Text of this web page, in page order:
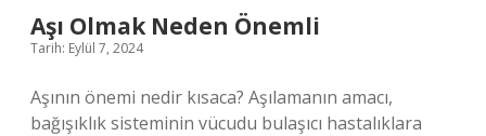
Aşı Olmak Neden Önemli
Tarih: Eylül 7, 2024
Aşının önemi nedir kısaca? Aşılamanın amacı,
bağışıklık sisteminin vücudu bulaşıcı hastalıklara